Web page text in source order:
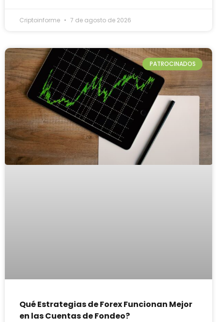
Criptoinforme 7 de agosto de 2026
PATROCINADOS
Qué Estrategias de Forex Funcionan Mejor
en las Cuentas de Fondeo?